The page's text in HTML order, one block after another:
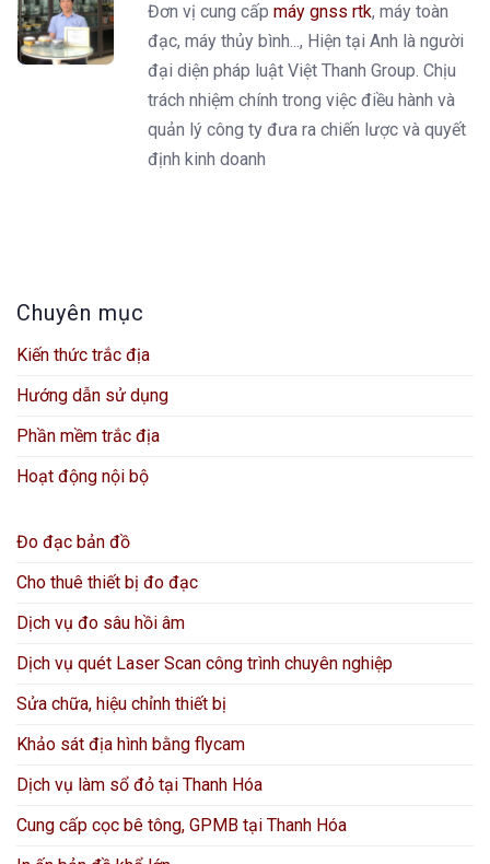
Chuyên mục
Kiến thức trắc địa
Hướng dẫn sử dụng
Phần mềm trắc địa
Hoạt động nội bộ
Đo đạc bản đồ
Cho thuê thiết bị đo đạc
Dịch vụ đo sâu hồi âm
Dịch vụ quét Laser Scan công trình chuyên nghiệp
Sửa chữa, hiệu chỉnh thiết bị
Khảo sát địa hình bằng flycam
Dịch vụ làm sổ đỏ tại Thanh Hóa
Cung cấp cọc bê tông, GPMB tại Thanh Hóa
Đơn vị cung cấp máy gnss rtk, máy toàn
đạc, máy thủy bình..., Hiện tại Anh là người
đại diện pháp luật Việt Thanh Group. Chịu
trách nhiệm chính trong việc điều hành và
quản lý công ty đưa ra chiến lược và quyết
định kinh doanh